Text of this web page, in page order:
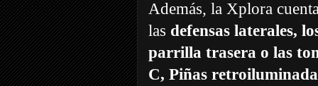
Además, la Xplora
las defensas laterales,
parrilla trasera o las
C, Piñas